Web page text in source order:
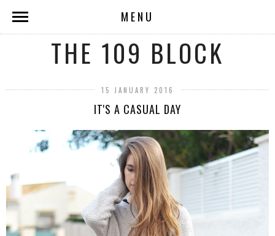
MENU
THE 109 BLOCK
15 JANUARY 2016
IT'S A CASUAL DAY